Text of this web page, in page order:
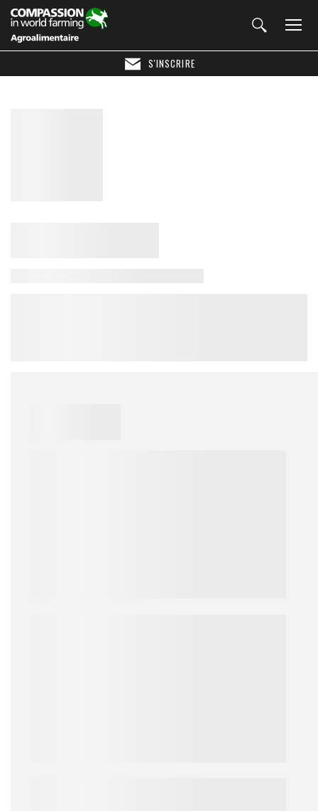
S'INSCRIRE